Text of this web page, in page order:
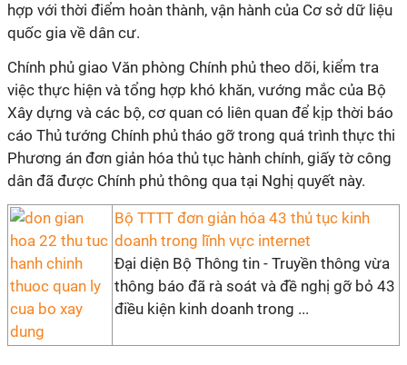
hợp với thời điểm hoàn thành, vận hành của Cơ sở dữ liệu
quốc gia về dân cư.
Chính phủ giao Văn phòng Chính phủ theo dõi, kiểm tra
việc thực hiện và tổng hợp khó khăn, vướng mắc của Bộ
Xây dựng và các bộ, cơ quan có liên quan để kịp thời báo
cáo Thủ tướng Chính phủ tháo gỡ trong quá trình thực thi
Phương án đơn giản hóa thủ tục hành chính, giấy tờ công
dân đã được Chính phủ thông qua tại Nghị quyết này.
Bộ TTTT đơn giản hóa 43 thủ tục kinh
doanh trong lĩnh vực internet
Đại diện Bộ Thông tin - Truyền thông vừa
thông báo đã rà soát và đề nghị gỡ bỏ 43
điều kiện kinh doanh trong ...